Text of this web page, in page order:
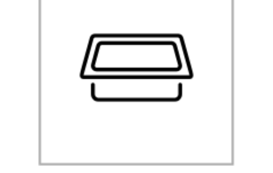
סלטיות
למעבר לעמוד